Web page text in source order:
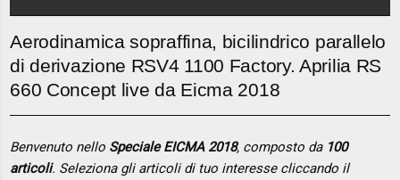
Aerodinamica sopraffina, bicilindrico parallelo
di derivazione RSV4 1100 Factory. Aprilia RS
660 Concept live da Eicma 2018
Benvenuto nello Speciale EICMA 2018, composto da 100
articoli. Seleziona gli articoli di tuo interesse cliccando il